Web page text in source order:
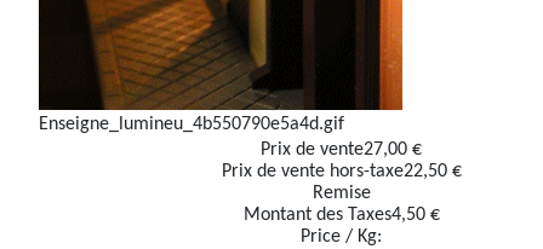
Enseigne_lumineu_4b550790e5a4d.gif
Prix ​​de vente27,00 €
Prix de vente hors-taxe22,50 €
Remise
Montant des Taxes4,50 €
Price / Kg: